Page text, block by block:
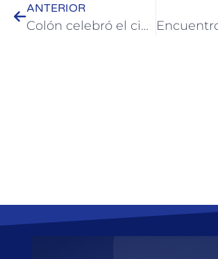
ANTERIOR
Colón celebró el cierre del Taller Empretec con 35 emprendedores formados